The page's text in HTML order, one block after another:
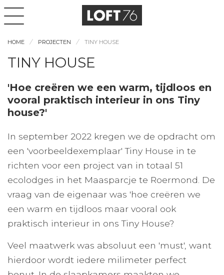
HOME PROJECTEN TINY HOUSE
TINY HOUSE
'Hoe creëren we een warm, tijdloos en
vooral praktisch interieur in ons Tiny
house?'
In september 2022 kregen we de opdracht om
een 'voorbeeldexemplaar' Tiny House in te
richten voor een project van in totaal 51
ecolodges in het Maasparcje te Roermond. De
vraag van de eigenaar was 'hoe creëren we
een warm en tijdloos maar vooral ook
praktisch interieur in ons Tiny House?
Veel maatwerk was absoluut een 'must', want
hierdoor wordt iedere milimeter perfect